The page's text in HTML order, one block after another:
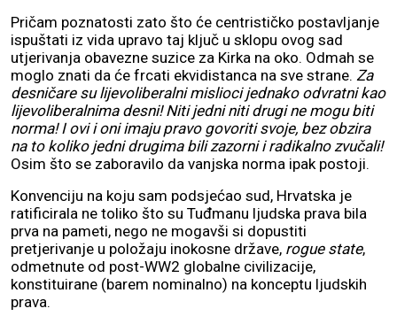
Pričam poznatosti zato što će centrističko postavljanje
ispuštati iz vida upravo taj ključ u sklopu ovog sad
utjerivanja obavezne suzice za Kirka na oko. Odmah se
moglo znati da će frcati ekvidistanca na sve strane. Za
desničare su lijevoliberalni mislioci jednako odvratni kao
lijevoliberalnima desni! Niti jedni niti drugi ne mogu biti
norma! I ovi i oni imaju pravo govoriti svoje, bez obzira
na to koliko jedni drugima bili zazorni i radikalno zvučali!
Osim što se zaboravilo da vanjska norma ipak postoji.
Konvenciju na koju sam podsjećao sud, Hrvatska je
ratificirala ne toliko što su Tuđmanu ljudska prava bila
prva na pameti, nego ne mogavši si dopustiti
pretjerivanje u položaju inokosne države, rogue state,
odmetnute od post-WW2 globalne civilizacije,
konstituirane (barem nominalno) na konceptu ljudskih
prava.